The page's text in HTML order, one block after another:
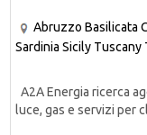
Abruzzo Basilicata
Sardinia Sicily Tuscany
A2A Energia ricerca
luce, gas e servizi per